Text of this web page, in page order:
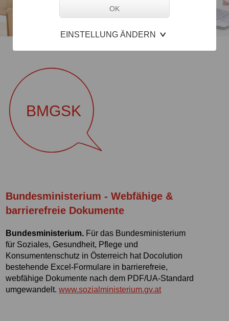
EINSTELLUNG ÄNDERN
BMGSK
Bundesministerium - Webfähige &
barrierefreie Dokumente
Bundesministerium. Für das Bundesministerium
für Soziales, Gesundheit, Pflege und
Konsumentenschutz in Österreich hat Docolution
bestehende Excel-Formulare in barrierefreie,
webfähige Dokumente nach dem PDF/UA-Standard
umgewandelt.www.sozialministerium.gv.at